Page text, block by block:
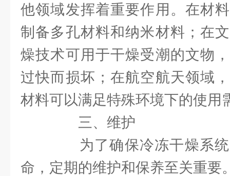
他领域发挥着重要作用。在材
制备多孔材料和纳米材料；在
燥技术可用于干燥受潮的文物
过快而损坏；在航空航天领域
材料可以满足特殊环境下的使用
三、维护
为了确保冷冻干燥系统
命，定期的维护和保养至关重要